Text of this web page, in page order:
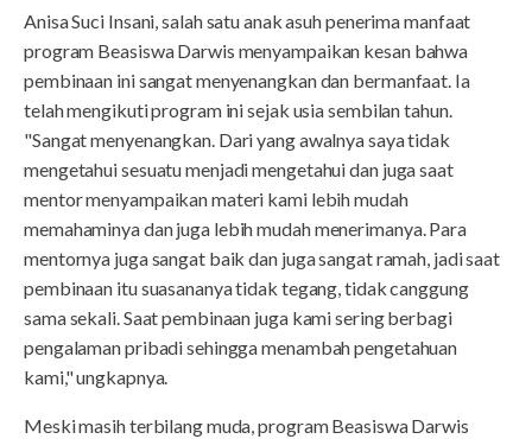
Anisa Suci Insani, salah satu anak asuh penerima manfaat
program Beasiswa Darwis menyampaikan kesan bahwa
pembinaan ini sangat menyenangkan dan bermanfaat. Ia
telah mengikuti program ini sejak usia sembilan tahun.
"Sangat menyenangkan. Dari yang awalnya saya tidak
mengetahui sesuatu menjadi mengetahui dan juga saat
mentor menyampaikan materi kami lebih mudah
memahaminya dan juga lebih mudah menerimanya. Para
mentornya juga sangat baik dan juga sangat ramah, jadi saat
pembinaan itu suasananya tidak tegang, tidak canggung
sama sekali. Saat pembinaan juga kami sering berbagi
pengalaman pribadi sehingga menambah pengetahuan
kami," ungkapnya.
Meski masih terbilang muda, program Beasiswa Darwis